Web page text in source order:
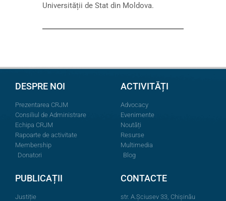
Universității de Stat din Moldova.
DESPRE NOI
Prezentarea CRJM
Consiliul de Administrare
Echipa CRJM
Rapoarte de activitate
Membership
Donatori
ACTIVITĂȚI
Advocacy
Evenimente
Noutăți
Resurse
Multimedia
Blog
PUBLICAȚII
Justiție
CONTACTE
str. A.Şciusev 33, Chișinău